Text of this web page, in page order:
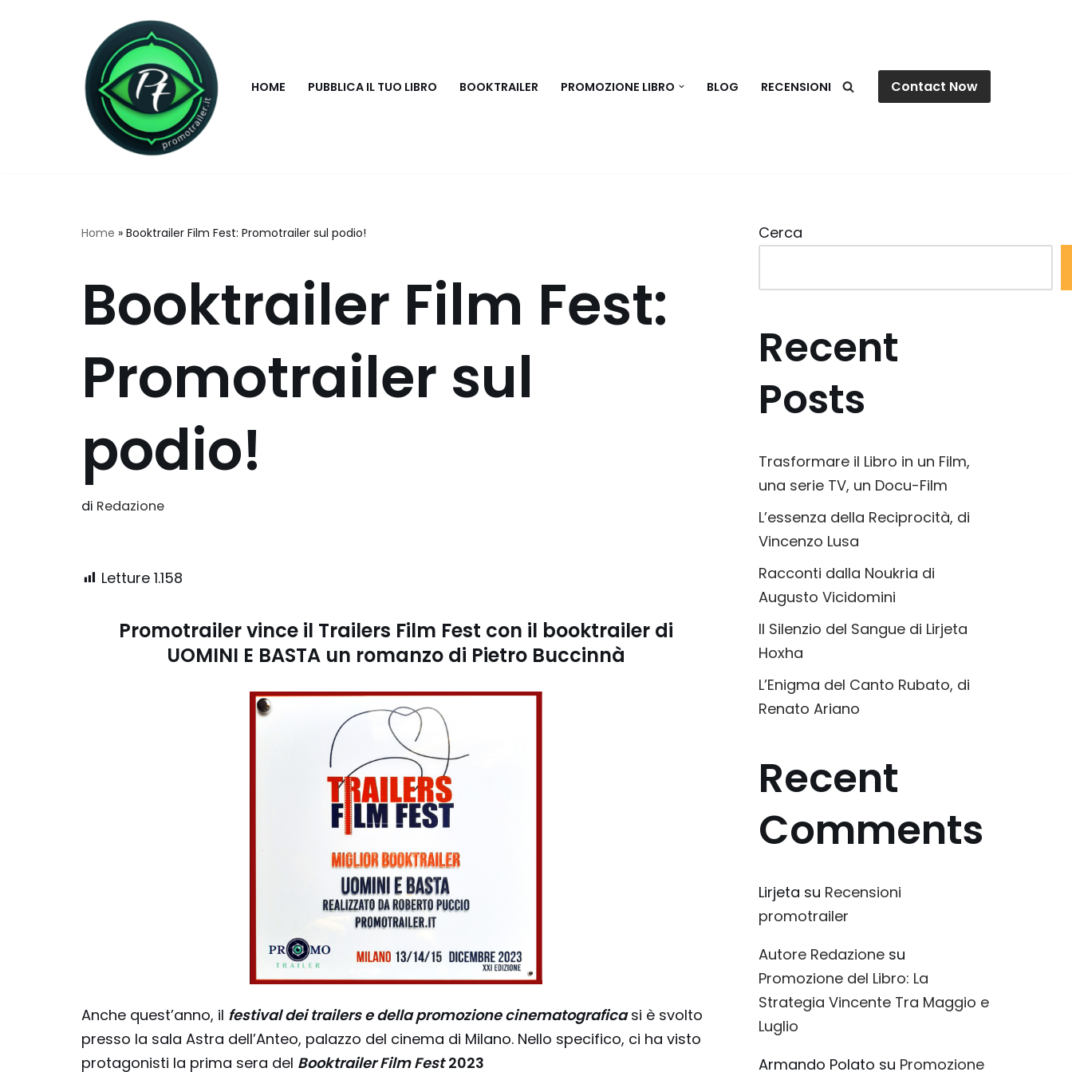
contenuto
HOME PUBBLICA IL TUO LIBRO BOOKTRAILER PROMOZIONE LIBRO BLOG RECENSIONI Contact Now
Home » Booktrailer Film Fest: Promotrailer sul podio!
Booktrailer Film Fest:
Promotrailer sul
podio!
di Redazione
Letture 1.158
Promotrailer vince il Trailers Film Fest con il booktrailer di
UOMINI E BASTA un romanzo di Pietro Buccinnà
Anche quest’anno, il festival dei trailers e della promozione cinematograficasi è svolto
presso la sala Astra dell’Anteo, palazzo del cinema di Milano. Nello specifico, ci ha visto
protagonisti la prima sera del Booktrailer Film Fest 2023
Cerca
Recent
Posts
Trasformare il Libro in un Film,
una serie TV, un Docu-Film
L’essenza della Reciprocità, di
Vincenzo Lusa
Racconti dalla Noukria di
Augusto Vicidomini
Il Silenzio del Sangue di Lirjeta
Hoxha
L’Enigma del Canto Rubato, di
Renato Ariano
Recent
Comments
Lirjeta su Recensioni
promotrailer
Autore Redazione su
Promozione del Libro: La
Strategia Vincente Tra Maggio e
Luglio
Armando Polato su Promozione